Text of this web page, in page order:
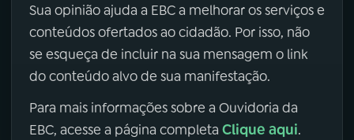
Sua opinião ajuda a EBC a melhorar os serviços e
conteúdos ofertados ao cidadão. Por isso, não
se esqueça de incluir na sua mensagem o link
do conteúdo alvo de sua manifestação.
Para mais informações sobre a Ouvidoria da
EBC, acesse a página completa Clique aqui.